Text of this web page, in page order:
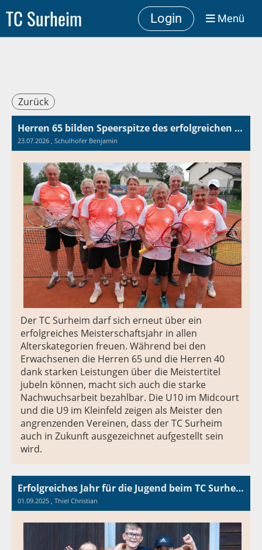
TC Surheim Login Menü
Zurück
Herren 65 bilden Speerspitze des erfolgreichen TC Surheim
23.07.2026 , Schulhofer Benjamin
Der TC Surheim darf sich erneut über ein
erfolgreiches Meisterschaftsjahr in allen
Alterskategorien freuen. Während bei den
Erwachsenen die Herren 65 und die Herren 40
dank starken Leistungen über die Meistertitel
jubeln können, macht sich auch die starke
Nachwuchsarbeit bezahlbar. Die U10 im Midcourt
und die U9 im Kleinfeld zeigen als Meister den
angrenzenden Vereinen, dass der TC Surheim
auch in Zukunft ausgezeichnet aufgestellt sein
wird.
Erfolgreiches Jahr für die Jugend beim TC Surheim
01.09.2025 , Thiel Christian